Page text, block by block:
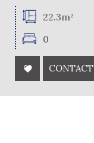
22.3m²
0
CONTACT